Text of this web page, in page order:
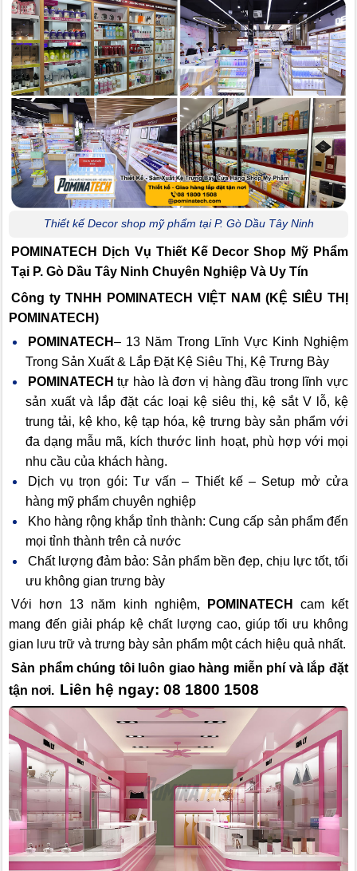
Thiết kế Decor shop mỹ phẩm tại P. Gò Dầu Tây Ninh
POMINATECH Dịch Vụ Thiết Kế Decor Shop Mỹ Phẩm
Tại P. Gò Dầu Tây Ninh Chuyên Nghiệp Và Uy Tín
Công ty TNHH POMINATECH VIỆT NAM (KỆ SIÊU THỊ
POMINATECH)
POMINATECH– 13 Năm Trong Lĩnh Vực Kinh Nghiệm
Trong Sản Xuất & Lắp Đặt Kệ Siêu Thị, Kệ Trưng Bày
POMINATECHtự hào là đơn vị hàng đầu trong lĩnh vực
sản xuất và lắp đặt các loại kệ siêu thị, kệ sắt V lỗ, kệ
trung tải, kệ kho, kệ tạp hóa, kệ trưng bày sản phẩm với
đa dạng mẫu mã, kích thước linh hoạt, phù hợp với mọi
nhu cầu của khách hàng.
Dịch vụ trọn gói: Tư vấn – Thiết kế – Setup mở cửa
hàng mỹ phẩm chuyên nghiệp
Kho hàng rộng khắp tỉnh thành: Cung cấp sản phẩm đến
mọi tỉnh thành trên cả nước
Chất lượng đảm bảo: Sản phẩm bền đẹp, chịu lực tốt, tối
ưu không gian trưng bày
Với hơn 13 năm kinh nghiệm,
POMINATECH
cam kết
mang đến giải pháp kệ chất lượng cao, giúp tối ưu không
gian lưu trữ và trưng bày sản phẩm một cách hiệu quả nhất.
Sản phẩm chúng tôi luôn giao hàng miễn phí và lắp đặt
tận nơi. Liên hệ ngay: 08 1800 1508